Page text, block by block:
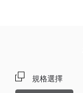
規格選擇